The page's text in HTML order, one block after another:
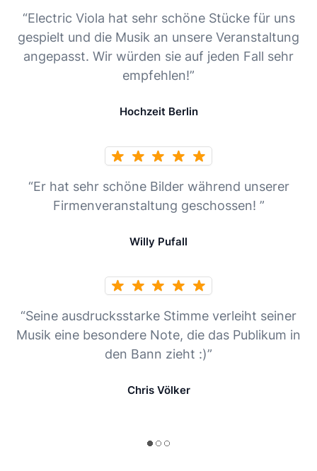
“Electric Viola hat sehr schöne Stücke für uns
gespielt und die Musik an unsere Veranstaltung
angepasst. Wir würden sie auf jeden Fall sehr
empfehlen!”
Hochzeit Berlin
“Er hat sehr schöne Bilder während unserer
Firmenveranstaltung geschossen! ”
Willy Pufall
“Seine ausdrucksstarke Stimme verleiht seiner
Musik eine besondere Note, die das Publikum in
den Bann zieht :)”
Chris Völker